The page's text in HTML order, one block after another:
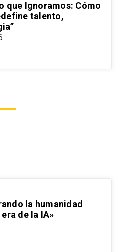
que Ignoramos: Cómo
talento,
la humanidad
de la IA»